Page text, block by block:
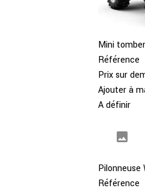
Mini
Référence
Prix sur
Ajouter à
A définir
Pilonneuse
Référence